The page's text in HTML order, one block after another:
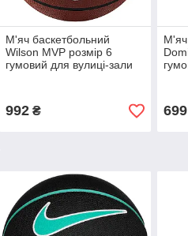
М'яч баскетбольний
Wilson MVP розмір 6
гумовий для вулиці-зали
992₴
М'яч
699